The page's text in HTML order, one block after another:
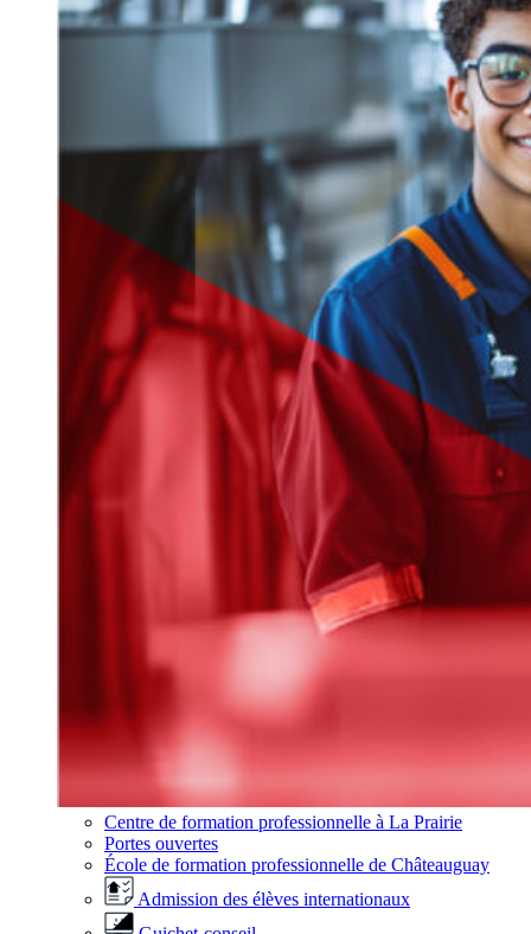
Centre de formation professionnelle à La Prairie
Portes ouvertes
École de formation professionnelle de Châteauguay
Admission des élèves internationaux